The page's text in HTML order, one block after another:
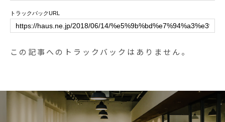
00 (Lo10:30)ランチ 11:30-14:00カ
1:00 (Lo20:15)…#dinner #ディナ
スソース #cafe #カフェ #カフェ巡
り#hausmatsue #haus_matsue #
松江カフェ #島根カフェ#松江 #島
トラックバックURL
この記事へのトラックバックはありません。